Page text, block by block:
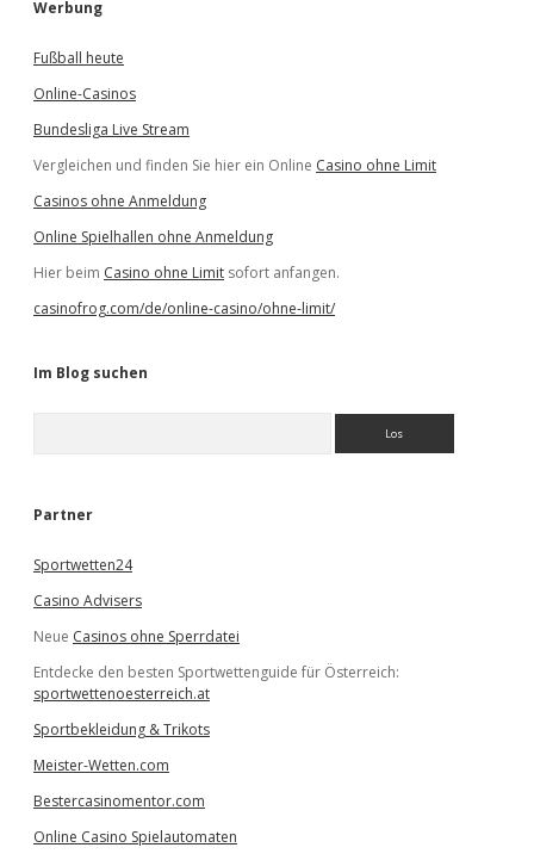
Werbung
Fußball heute
Online-Casinos
Bundesliga Live Stream
Vergleichen und finden Sie hier ein Online Casino ohne Limit
Casinos ohne Anmeldung
Online Spielhallen ohne Anmeldung
Hier beim Casino ohne Limit sofort anfangen.
casinofrog.com/de/online-casino/ohne-limit/
Im Blog suchen
e
Partner
Sportwetten24
Casino Advisers
Neue Casinos ohne Sperrdatei
Entdecke den besten Sportwettenguide für Österreich:
sportwettenoesterreich.at
Sportbekleidung & Trikots
Meister-Wetten.com
Bestercasinomentor.com
Online Casino Spielautomaten